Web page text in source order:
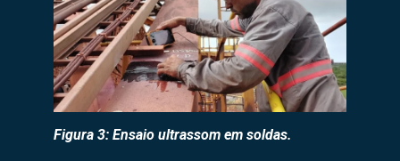
Figura 3: Ensaio ultrassom em soldas.